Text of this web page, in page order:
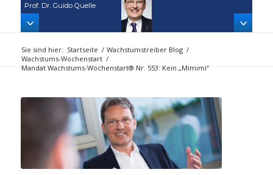
Prof. Dr. Guido Quelle
Sie sind hier: Startseite / Wachstumstreiber Blog /
Wachstums-Wochenstart /
Mandat Wachstums-Wochenstart® Nr. 553: Kein „Mimimi“